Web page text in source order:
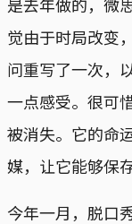
是去年做的，微
觉由于时局改变
问重写了一次，
一点感受。很可
被消失。它的命
媒，让它能够保
今年一月，脱口